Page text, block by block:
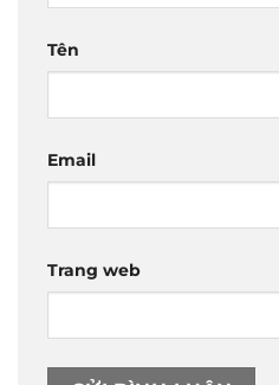
Tên
Email
Trang web